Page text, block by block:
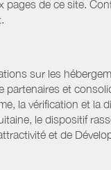
de ce site.
sur les
et
la vérification et la
le dispositif
et de